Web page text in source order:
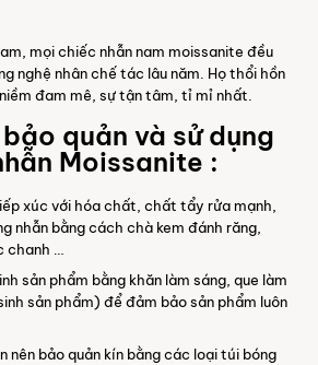
mọi chiếc nhẫn nam moissanite đều
nghệ nhân chế tác lâu năm. Họ thổi hồn
đam mê, sự tận tâm, tỉ mỉ nhất.
quản và sử dụng
Moissanite :
xúc với hóa chất, chất tẩy rửa mạnh,
nhẫn bằng cách chà kem đánh răng,
chanh …
sản phẩm bằng khăn làm sáng, que làm
sản phẩm) để đảm bảo sản phẩm luôn
nên bảo quản kín bằng các loại túi bóng